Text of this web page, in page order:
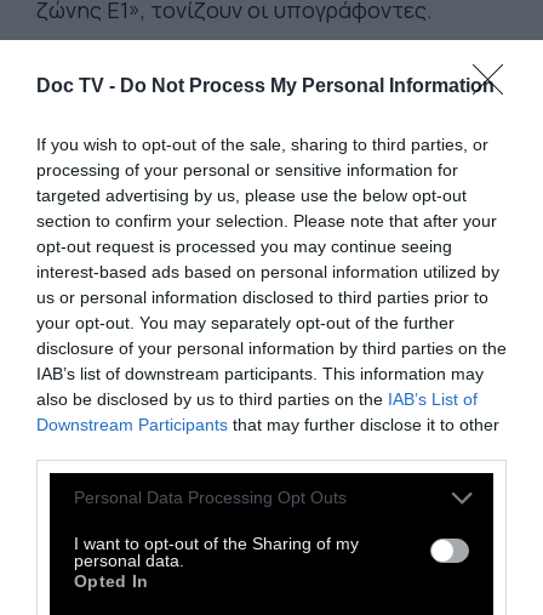
Doc TV - Do Not Process My Personal Information
If you wish to opt-out of the sale, sharing to third parties, or
processing of your personal or sensitive information for
targeted advertising by us, please use the below opt-out
section to confirm your selection. Please note that after your
opt-out request is processed you may continue seeing
interest-based ads based on personal information utilized by
us or personal information disclosed to third parties prior to
your opt-out. You may separately opt-out of the further
disclosure of your personal information by third parties on the
IAB’s list of downstream participants. This information may
also be disclosed by us to third parties on the IAB’s List of
Downstream Participants that may further disclose it to other
Personal Data Processing Opt Outs
I want to opt-out of the Sharing of my
personal data.
Opted In
ζώνης E1», τονίζουν οι υπογράφοντες.
κράτη μέλη της πρέπει να δράσουν τώρα-
υποθέσεων της 11ης Μαΐου», συνεχίζουν. «Η
ΕΕ πρέπει, κατ’ ελάχιστον, να προχωρήσει
στην επιβολή στοχευμένων κυρώσεων»,
συμπεριλαμβανομένων ιδίως ακυρώσεων
«θεωρήσεων διαβατηρίων» και απαγόρευσης
«εμπορικών δραστηριοτήτων στην ΕΕ», σε
βάρος όλων όσοι ενέχονται «σε
δραστηριότητες παράνομου εποικισμού»,
ειδικά σε βάρος αυτών που «προωθούν» και
«θέτουν σε εφαρμογή» το σχέδιο «για τη
ζώνη E1», επιμένει η ανοικτή επιστολή.
Τα φυσικά και νομικά πρόσωπα αυτά είναι
«πολιτικοί, ηγέτες οικισμών, η ισραηλινή